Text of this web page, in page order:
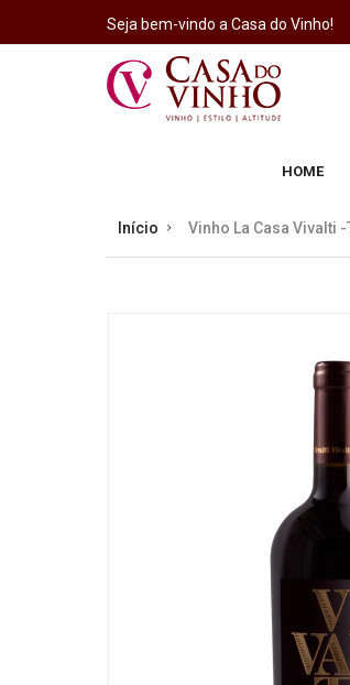
Seja bem-vindo a Casa do Vinho!
HOME
Início Vinho La Casa Vivalti